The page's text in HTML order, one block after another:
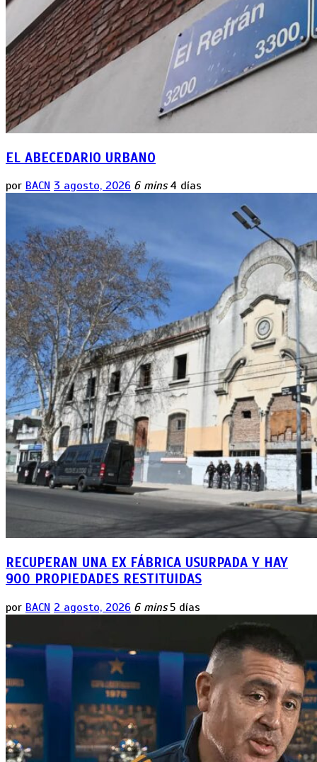
EL ABECEDARIO URBANO
por BACN 3 agosto, 2026 6 mins 4 días
RECUPERAN UNA EX FÁBRICA USURPADA Y HAY
900 PROPIEDADES RESTITUIDAS
por BACN 2 agosto, 2026 6 mins 5 días